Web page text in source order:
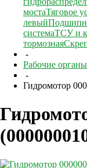
мостаТяговое
левый
системаТСУ и
тормозная
-
Рабочие органы
-
Гидромотор